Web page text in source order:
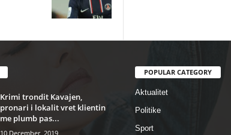
Krimi trondit Kavajen,
pronari i lokalit vret klientin
me plumb pas...
10 December, 2019
POPULAR CATEGORY
Aktualitet
Politike
Sport